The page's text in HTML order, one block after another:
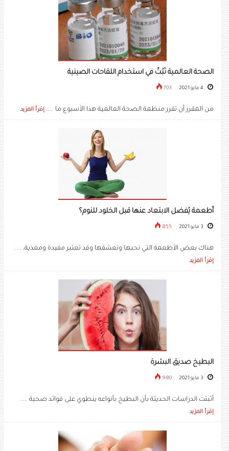
الصحة العالمية تَبُتّ في استخدام اللقاحات الصينية
703
من المقرر أن تقرر منظمة الصحة العالمية هذا الأسبوع ما ..... إقرأ المزيد
أطعمة يُفضل الابتعاد عنها قبل الخلود للنوم؟
855
هناك بعض الأطعمة التي نحبها ونعشقها وقد تعتبر مفيدة ومغذية، .....
إقرأ المزيد
البطيخ صديق البشرة
980
أثبتت الدراسات الحديثة بأن البطيخ بأنواعه ينطوي على فوائد صحية .....
إقرأ المزيد